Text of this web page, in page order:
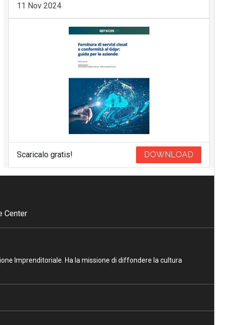
11 Nov 2024
Scaricalo gratis! DOWNLOAD
Center
Imprenditoriale. Ha la missione di diffondere la cultura